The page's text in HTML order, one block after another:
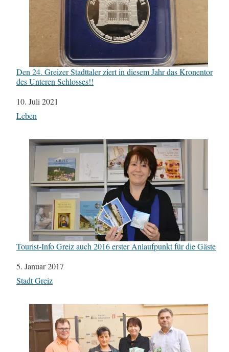
Den 24. Greizer Stadttaler ziert in diesem Jahr das Kronentor
des Unteren Schlosses!!
Datum
10. Juli 2021
In Bezug auf
Leben
Tourist-Info Greiz auch 2016 erster Anlaufpunkt für die Gäste
Datum
5. Januar 2017
In Bezug auf
Stadt Greiz